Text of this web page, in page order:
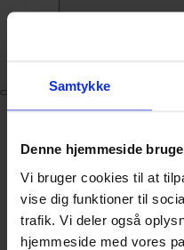
Samtykke
Denne hjemmeside
Vi bruger cookies til at
vise dig funktioner til
trafik. Vi deler også
hjemmeside med vores
Politik
112
Livsstil
Kendte
Sundhed
Økonomi